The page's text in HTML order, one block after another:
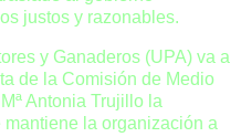
justos y razonables.
y Ganaderos (UPA) va a
de la Comisión de Medio
Antonia Trujillo la
la organización a